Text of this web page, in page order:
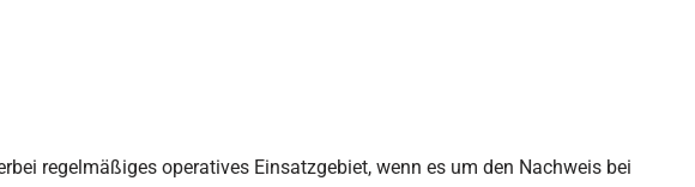
regelmäßiges operatives Einsatzgebiet, wenn es um den Nachweis bei